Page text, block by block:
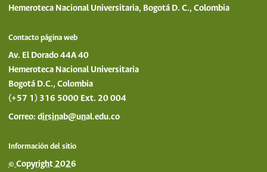
Hemeroteca Nacional Universitaria, Bogotá D. C., Colombia
Contacto página web
Av. El Dorado 44A 40
Hemeroteca Nacional Universitaria
Bogotá D.C., Colombia
(+57 1) 316 5000 Ext. 20 004
Correo: dirsinab@unal.edu.co
Información del sitio
© Copyright 2026